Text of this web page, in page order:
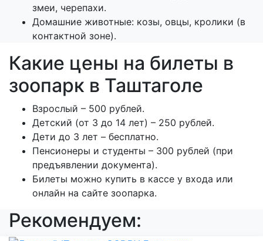
змеи, черепахи.
Домашние животные: козы, овцы, кролики (в
контактной зоне).
Какие цены на билеты в
зоопарк в Таштаголе
Взрослый – 500 рублей.
Детский (от 3 до 14 лет) – 250 рублей.
Дети до 3 лет – бесплатно.
Пенсионеры и студенты – 300 рублей (при
предъявлении документа).
Билеты можно купить в кассе у входа или
онлайн на сайте зоопарка.
Рекомендуем: